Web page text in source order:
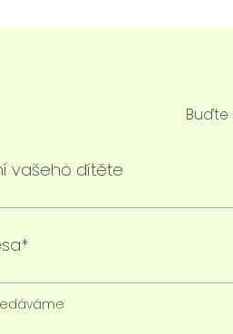
Buďte
vašeho dítěte